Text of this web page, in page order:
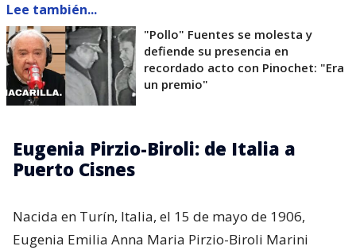
Lee también...
"Pollo" Fuentes se molesta y
defiende su presencia en
recordado acto con Pinochet: "Era
un premio"
Eugenia Pirzio-Biroli: de Italia a
Puerto Cisnes
Nacida en Turín, Italia, el 15 de mayo de 1906,
Eugenia Emilia Anna Maria Pirzio-Biroli Marini